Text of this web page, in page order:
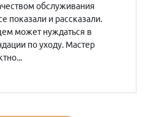
обслуживания
показали и рассказали.
может нуждаться в
по уходу. Мастер